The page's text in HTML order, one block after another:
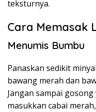
teksturnya.
Cara Memasak
Menumis Bumbu
Panaskan sedikit
bawang merah dan
Jangan sampai
masukkan cabai